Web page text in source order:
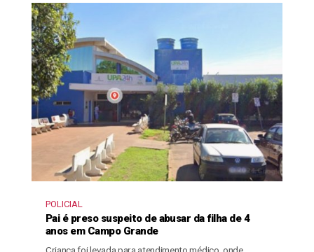
POLICIAL
Pai é preso suspeito de abusar da filha de 4
anos em Campo Grande